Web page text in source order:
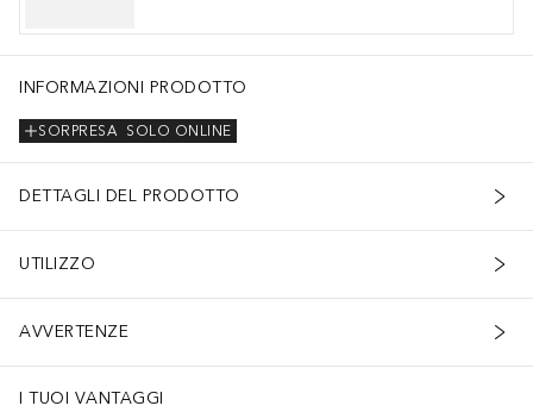
INFORMAZIONI PRODOTTO
SOLO ONLINE
SORPRESA
DETTAGLI DEL PRODOTTO
UTILIZZO
AVVERTENZE
I TUOI VANTAGGI